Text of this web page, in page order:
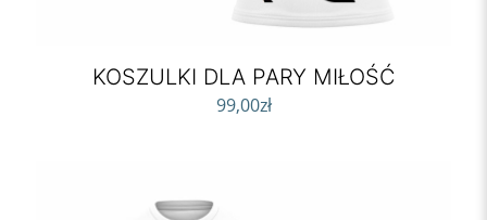
KOSZULKI DLA PARY MIŁOŚĆ
99,00zł